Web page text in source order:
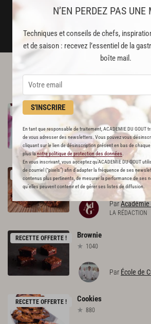
N’EN PERDEZ PAS UNE
Techniques et conseils de chefs,
et de saison : recevez l’essentiel de la
boîte mail.
S'INSCRIRE
En tant que responsable de traitement, ACADEMIE DU GOUT
de vous adresser des newsletters. Vous pouvez vous
cliquant sur le lien de désinscription présent en bas de
plus lanotre politique de protection des données
En vous inscrivant, vous acceptez qu'ACADEMIE DU GOUT
de courriel (“pixels”) afin d’adapter la fréquence de ses
contenus plus pertinents, de mesurer la performance de ses
qu’elles peuvent contenir et de gérer ses listes de diffusion.
JE M'ABONNE
DÉJÀ ABONNÉ(E) ? JE ME
L'ACADÉMIE DU
RECETTE OFFERTE ! Mousseauchocolat
2213
ParAlain
CHEF
RECETTE OFFERTE ! Brownieàlapâte à
512
ParAcadémie
LA RÉDACTION
RECETTE OFFERTE ! Brownie
1040
Par École de
RECETTE OFFERTE ! Cookies
880